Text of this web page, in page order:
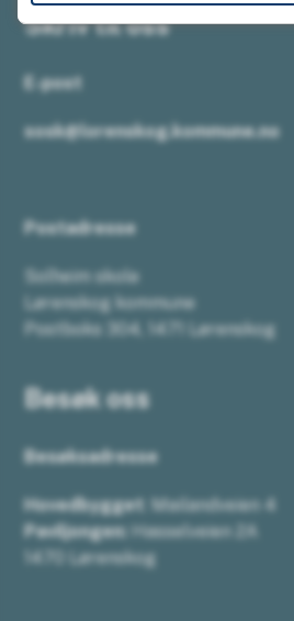
Skriv til oss
E-post
sosk@lorenskog.kommune.no
Postadresse
Solheim skole
Lørenskog kommune
Postboks 304, 1471 Lørenskog
Besøk oss
Besøksadresse
Hovedbygget : Mailandveien 4
Paviljongen: Hasselveien 2A
1470 Lørenskog